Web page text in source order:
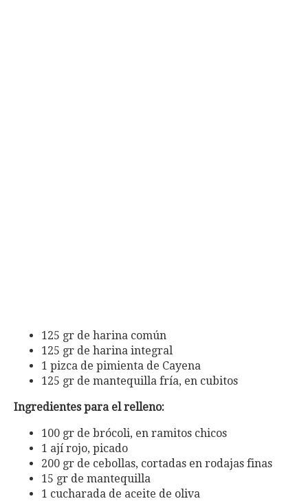
125 gr de harina común
125 gr de harina integral
1 pizca de pimienta de Cayena
125 gr de mantequilla fría, en cubitos
Ingredientes para el relleno:
100 gr de brócoli, en ramitos chicos
1 ají rojo, picado
200 gr de cebollas, cortadas en rodajas finas
15 gr de mantequilla
1 cucharada de aceite de oliva